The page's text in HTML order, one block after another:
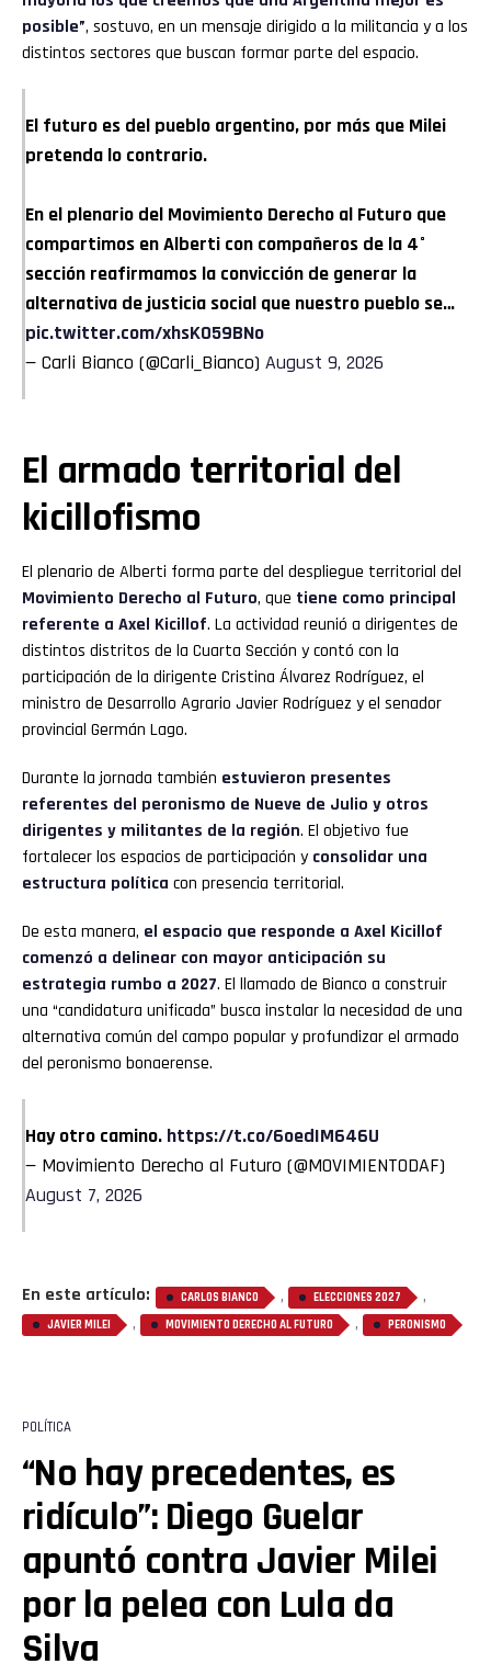
posible”, sostuvo, en un mensaje dirigido a la militancia y a los
distintos sectores que buscan formar parte del espacio.
El futuro es del pueblo argentino, por más que Milei
pretenda lo contrario.
En el plenario del Movimiento Derecho al Futuro que
compartimos en Alberti con compañeros de la 4°
sección reafirmamos la convicción de generar la
alternativa de justicia social que nuestro pueblo se…
pic.twitter.com/xhsK059BNo
— Carli Bianco (@Carli_Bianco) August 9, 2026
El armado territorial del
kicillofismo
El plenario de Alberti forma parte del despliegue territorial del
Movimiento Derecho al Futuro, que tiene como principal
referente a Axel Kicillof. La actividad reunió a dirigentes de
distintos distritos de la Cuarta Sección y contó con la
participación de la dirigente Cristina Álvarez Rodríguez, el
ministro de Desarrollo Agrario Javier Rodríguez y el senador
provincial Germán Lago.
Durante la jornada también estuvieron presentes
referentes del peronismo de Nueve de Julio y otros
dirigentes y militantes de la región. El objetivo fue
fortalecer los espacios de participación y consolidar una
estructura política con presencia territorial.
De esta manera, el espacio que responde a Axel Kicillof
comenzó a delinear con mayor anticipación su
estrategia rumbo a 2027. El llamado de Bianco a construir
una “candidatura unificada” busca instalar la necesidad de una
alternativa común del campo popular y profundizar el armado
del peronismo bonaerense.
Hay otro camino. https://t.co/6oedIM646U
— Movimiento Derecho al Futuro (@MOVIMIENTODAF)
August 7, 2026
En este artículo: CARLOS BIANCO , ELECCIONES 2027 ,
JAVIER MILEI , MOVIMIENTO DERECHO AL FUTURO , PERONISMO
POLÍTICA
“No hay precedentes, es
ridículo”: Diego Guelar
apuntó contra Javier Milei
por la pelea con Lula da
Silva